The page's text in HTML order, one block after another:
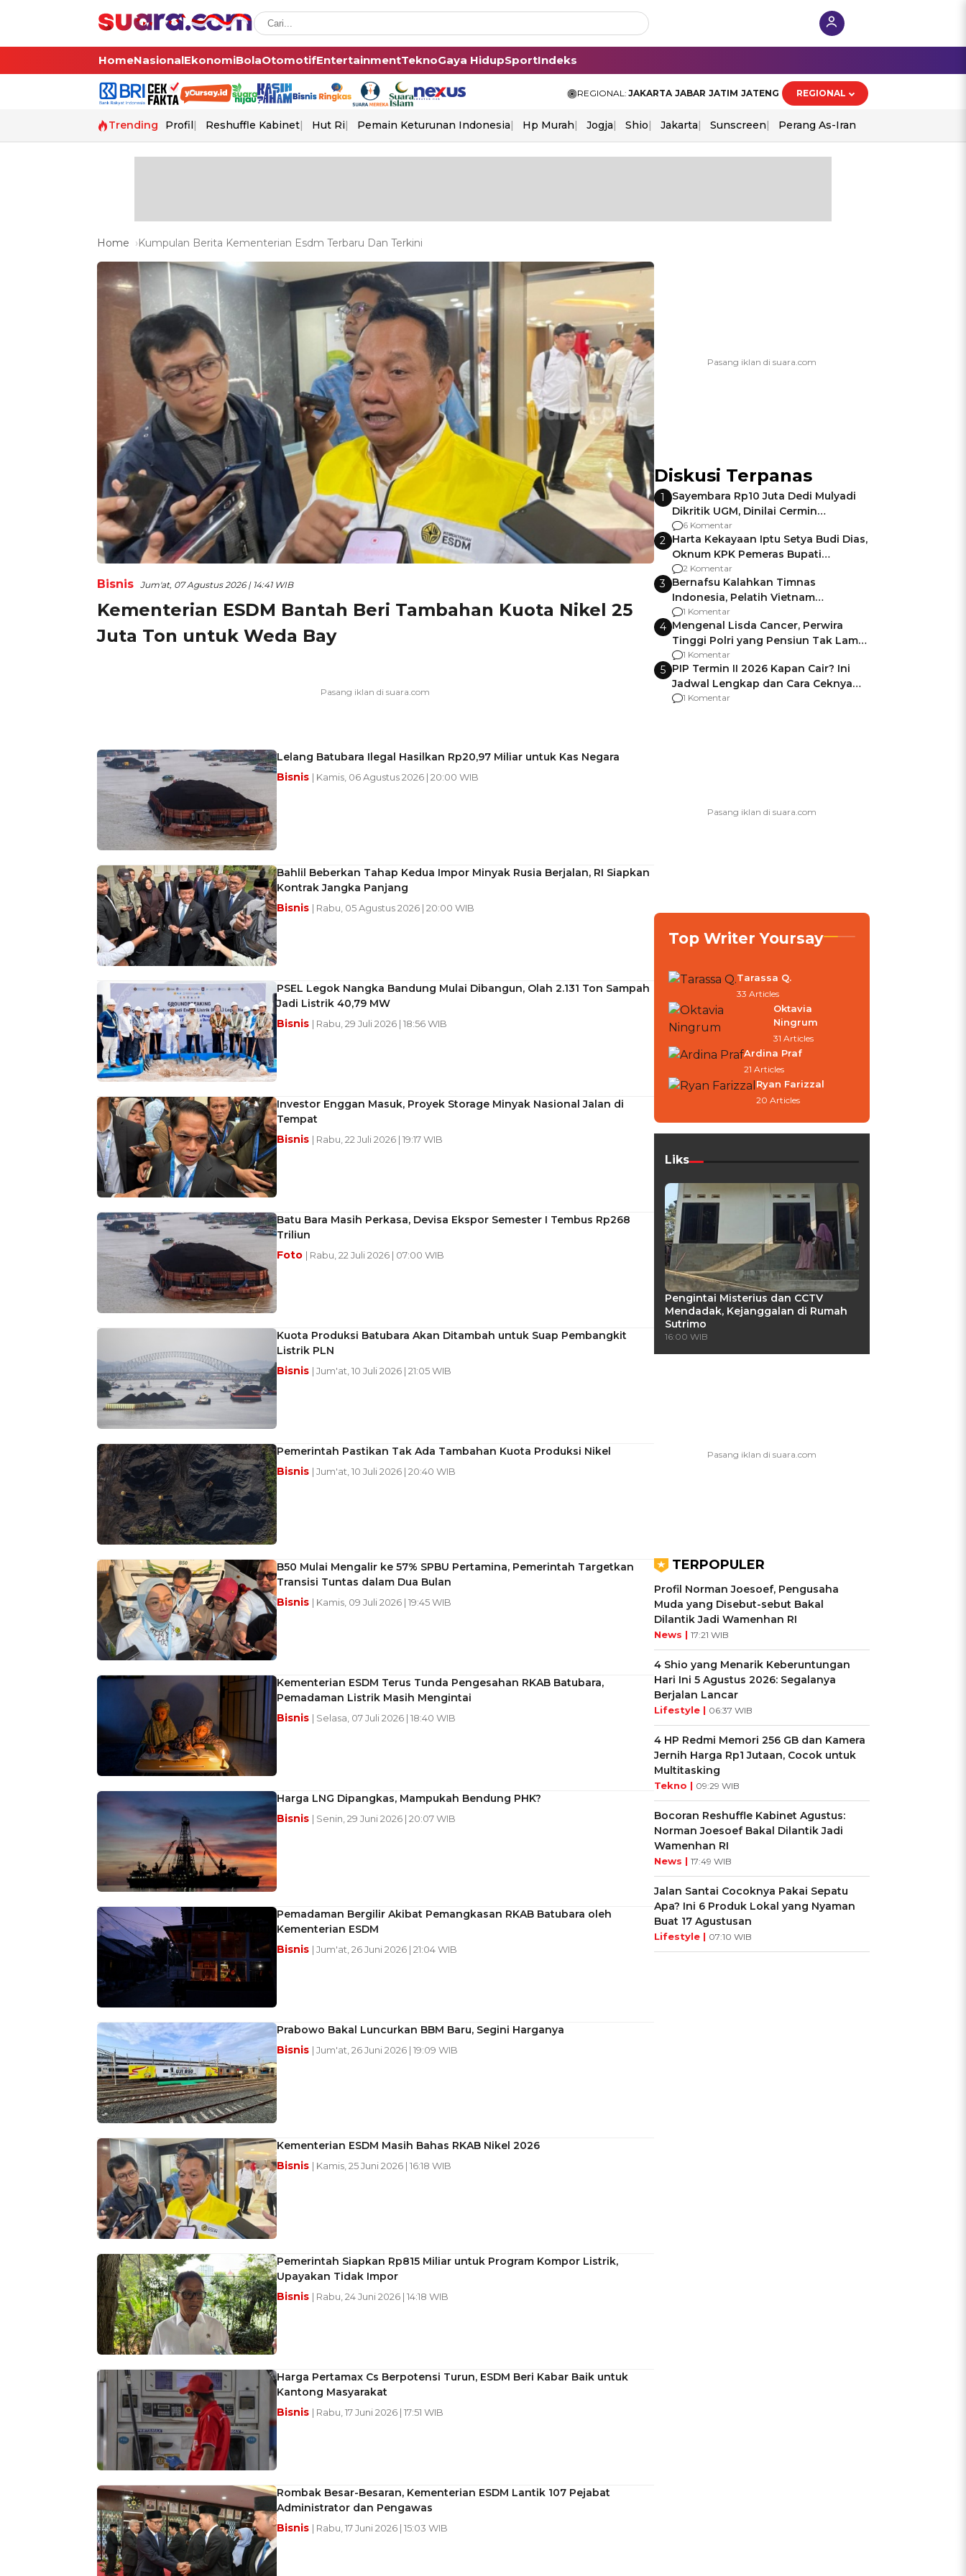
HomeNasionalEkonomiBolaOtomotifEntertainmentTeknoGaya HidupSportIndeks
REGIONAL: JAKARTA JABAR JATIM JATENG REGIONAL
Trending Profil Reshuffle Kabinet Hut Ri Pemain Keturunan Indonesia Hp Murah Jogja Shio Jakarta Sunscreen Perang As-Iran
Home Kumpulan Berita Kementerian Esdm Terbaru Dan Terkini
Bisnis Jum'at, 07 Agustus 2026 | 14:41 WIB
Kementerian ESDM Bantah Beri Tambahan Kuota Nikel 25
Juta Ton untuk Weda Bay
Lelang Batubara Ilegal Hasilkan Rp20,97 Miliar untuk Kas Negara
Bisnis | Kamis, 06 Agustus 2026 | 20:00 WIB
Bahlil Beberkan Tahap Kedua Impor Minyak Rusia Berjalan, RI Siapkan
Kontrak Jangka Panjang
Bisnis | Rabu, 05 Agustus 2026 | 20:00 WIB
PSEL Legok Nangka Bandung Mulai Dibangun, Olah 2.131 Ton Sampah
Jadi Listrik 40,79 MW
Bisnis | Rabu, 29 Juli 2026 | 18:56 WIB
Investor Enggan Masuk, Proyek Storage Minyak Nasional Jalan di
Tempat
Bisnis | Rabu, 22 Juli 2026 | 19:17 WIB
Batu Bara Masih Perkasa, Devisa Ekspor Semester I Tembus Rp268
Triliun
Foto | Rabu, 22 Juli 2026 | 07:00 WIB
Kuota Produksi Batubara Akan Ditambah untuk Suap Pembangkit
Listrik PLN
Bisnis | Jum'at, 10 Juli 2026 | 21:05 WIB
Pemerintah Pastikan Tak Ada Tambahan Kuota Produksi Nikel
Bisnis | Jum'at, 10 Juli 2026 | 20:40 WIB
B50 Mulai Mengalir ke 57% SPBU Pertamina, Pemerintah Targetkan
Transisi Tuntas dalam Dua Bulan
Bisnis | Kamis, 09 Juli 2026 | 19:45 WIB
Kementerian ESDM Terus Tunda Pengesahan RKAB Batubara,
Pemadaman Listrik Masih Mengintai
Bisnis | Selasa, 07 Juli 2026 | 18:40 WIB
Harga LNG Dipangkas, Mampukah Bendung PHK?
Bisnis | Senin, 29 Juni 2026 | 20:07 WIB
Pemadaman Bergilir Akibat Pemangkasan RKAB Batubara oleh
Kementerian ESDM
Bisnis | Jum'at, 26 Juni 2026 | 21:04 WIB
Prabowo Bakal Luncurkan BBM Baru, Segini Harganya
Bisnis | Jum'at, 26 Juni 2026 | 19:09 WIB
Kementerian ESDM Masih Bahas RKAB Nikel 2026
Bisnis | Kamis, 25 Juni 2026 | 16:18 WIB
Pemerintah Siapkan Rp815 Miliar untuk Program Kompor Listrik,
Upayakan Tidak Impor
Bisnis | Rabu, 24 Juni 2026 | 14:18 WIB
Harga Pertamax Cs Berpotensi Turun, ESDM Beri Kabar Baik untuk
Kantong Masyarakat
Bisnis | Rabu, 17 Juni 2026 | 17:51 WIB
Rombak Besar-Besaran, Kementerian ESDM Lantik 107 Pejabat
Administrator dan Pengawas
Bisnis | Rabu, 17 Juni 2026 | 15:03 WIB
Diskusi Terpanas
1
Sayembara Rp10 Juta Dedi Mulyadi
Dikritik UGM, Dinilai Cermin
Gagalnya Negara Jamin Keamanan
6 Komentar
2 Harta Kekayaan Iptu Setya Budi Dias,
Oknum KPK Pemeras Bupati
Pemalang
2 Komentar
3 Bernafsu Kalahkan Timnas
Indonesia, Pelatih Vietnam
Berencana Pakai Jimat di Pakansari
1 Komentar
4 Mengenal Lisda Cancer, Perwira
Tinggi Polri yang Pensiun Tak Lama
Usai Jadi Brigjen
1 Komentar
5 PIP Termin II 2026 Kapan Cair? Ini
Jadwal Lengkap dan Cara Ceknya
agar Dana Tidak Hangus!
1 Komentar
Top Writer Yoursay
Tarassa Q.
33 Articles
Oktavia
Ningrum
31 Articles
Ardina Praf
21 Articles
Ryan Farizzal
20 Articles
Liks
Pengintai Misterius dan CCTV
Mendadak, Kejanggalan di Rumah
Sutrimo
16:00 WIB
TERPOPULER
Profil Norman Joesoef, Pengusaha
Muda yang Disebut-sebut Bakal
Dilantik Jadi Wamenhan RI
News | 17:21 WIB
4 Shio yang Menarik Keberuntungan
Hari Ini 5 Agustus 2026: Segalanya
Berjalan Lancar
Lifestyle | 06:37 WIB
4 HP Redmi Memori 256 GB dan Kamera
Jernih Harga Rp1 Jutaan, Cocok untuk
Multitasking
Tekno | 09:29 WIB
Bocoran Reshuffle Kabinet Agustus:
Norman Joesoef Bakal Dilantik Jadi
Wamenhan RI
News | 17:49 WIB
Jalan Santai Cocoknya Pakai Sepatu
Apa? Ini 6 Produk Lokal yang Nyaman
Buat 17 Agustusan
Lifestyle | 07:10 WIB